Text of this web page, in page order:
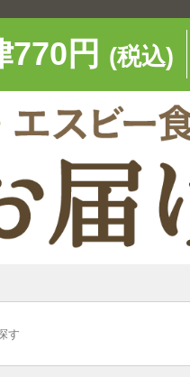
770円 (税込)